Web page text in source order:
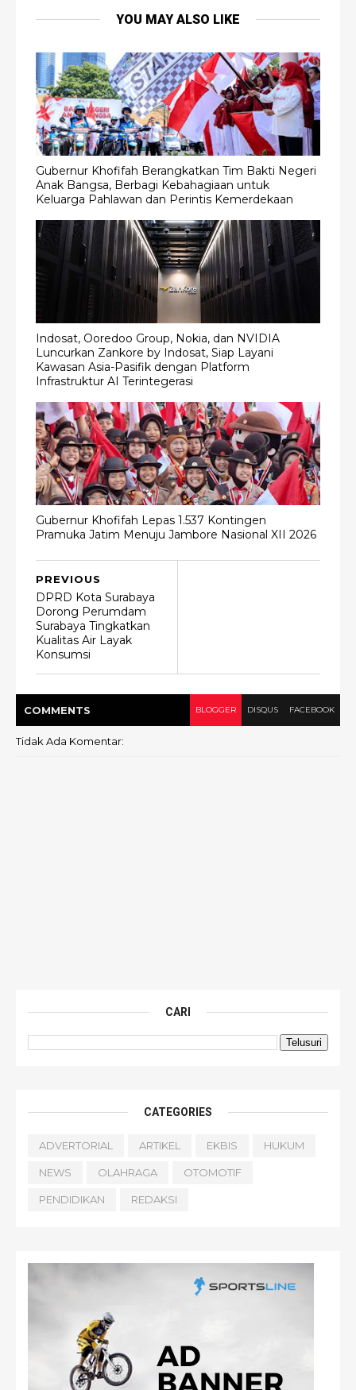
YOU MAY ALSO LIKE
Gubernur Khofifah Berangkatkan Tim Bakti Negeri
Anak Bangsa, Berbagi Kebahagiaan untuk
Keluarga Pahlawan dan Perintis Kemerdekaan
Indosat, Ooredoo Group, Nokia, dan NVIDIA
Luncurkan Zankore by Indosat, Siap Layani
Kawasan Asia-Pasifik dengan Platform
Infrastruktur AI Terintegerasi
Gubernur Khofifah Lepas 1.537 Kontingen
Pramuka Jatim Menuju Jambore Nasional XII 2026
PREVIOUS
DPRD Kota Surabaya
Dorong Perumdam
Surabaya Tingkatkan
Kualitas Air Layak
Konsumsi
COMMENTS BLOGGER DISQUS FACEBOOK
Tidak Ada Komentar:
CARI
CATEGORIES
ADVERTORIAL ARTIKEL EKBIS HUKUM
NEWS OLAHRAGA OTOMOTIF
PENDIDIKAN REDAKSI